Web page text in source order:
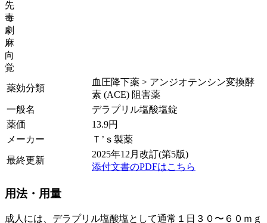
先
毒
劇
麻
向
覚
薬効分類
血圧降下薬 > アンジオテンシン変換酵
素 (ACE) 阻害薬
一般名
デラプリル塩酸塩錠
薬価
13.9円
メーカー
Ｔ’ｓ製薬
最終更新
2025年12月改訂(第5版)
添付文書のPDFはこちら
用法・用量
成人には、デラプリル塩酸塩として通常１日３０〜６０ｍｇ